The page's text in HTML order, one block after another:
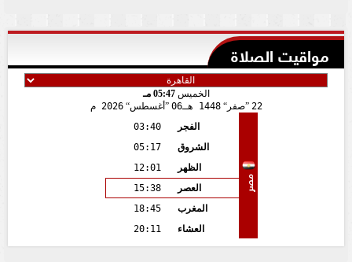
مواقيت الصلاة
الخميس05:47 مـ
22
صفر 1448 هـ 06 أغسطس 2026 م
مصر
الفجر
03:40
الشروق
05:17
الظهر
12:01
العصر
15:38
المغرب
18:45
العشاء
20:11